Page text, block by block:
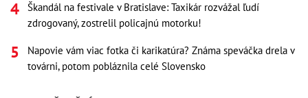
Škandál na festivale v Bratislave: Taxikár rozvážal ľudí
zdrogovaný, zostrelil policajnú motorku!
Napovie vám viac fotka či karikatúra? Známa speváčka drela v
továrni, potom pobláznila celé Slovensko